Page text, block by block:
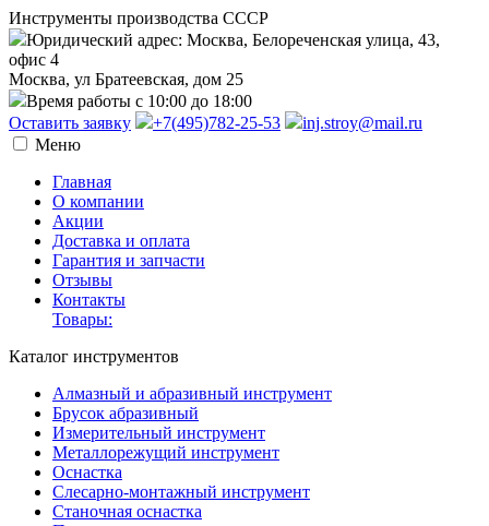
Инструменты производства СССР
Юридический адрес: Москва, Белореченская улица, 43,
офис 4
Москва, ул Братеевская, дом 25
Время работы с 10:00 до 18:00
Оставить заявку
+7(495)782-25-53
inj.stroy@mail.ru
Меню
Главная
О компании
Акции
Доставка и оплата
Гарантия и запчасти
Отзывы
Контакты
Товары:
Каталог инструментов
Алмазный и абразивный инструмент
Брусок абразивный
Измерительный инструмент
Металлорежущий инструмент
Оснастка
Слесарно-монтажный инструмент
Станочная оснастка